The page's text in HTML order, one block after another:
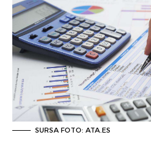
SURSA FOTO: ATA.ES